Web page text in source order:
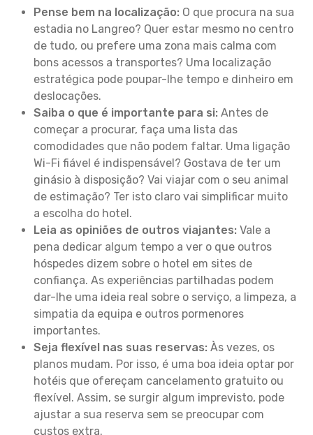
Pense bem na localização: O que procura na sua
estadia no Langreo? Quer estar mesmo no centro
de tudo, ou prefere uma zona mais calma com
bons acessos a transportes? Uma localização
estratégica pode poupar-lhe tempo e dinheiro em
deslocações.
Saiba o que é importante para si: Antes de
começar a procurar, faça uma lista das
comodidades que não podem faltar. Uma ligação
Wi-Fi fiável é indispensável? Gostava de ter um
ginásio à disposição? Vai viajar com o seu animal
de estimação? Ter isto claro vai simplificar muito
a escolha do hotel.
Leia as opiniões de outros viajantes: Vale a
pena dedicar algum tempo a ver o que outros
hóspedes dizem sobre o hotel em sites de
confiança. As experiências partilhadas podem
dar-lhe uma ideia real sobre o serviço, a limpeza, a
simpatia da equipa e outros pormenores
importantes.
Seja flexível nas suas reservas: Às vezes, os
planos mudam. Por isso, é uma boa ideia optar por
hotéis que ofereçam cancelamento gratuito ou
flexível. Assim, se surgir algum imprevisto, pode
ajustar a sua reserva sem se preocupar com
custos extra.